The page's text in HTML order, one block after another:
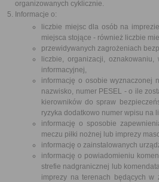
organizowanych cyklicznie.
Informacje o:
liczbie miejsc dla osób na
miejsca stojące - również liczbie
przewidywanych zagrożeniach
liczbie, organizacji,
informacyjnej,
informację o osobie wyznaczonej
nazwisko, numer PESEL - o ile
kierowników do spraw
ryzyka dodatkowo numer wpisu na
informację o sposobie
meczu piłki nożnej lub imprezy
informację o zainstalowanych
informację o powiadomieniu
strefie nadgranicznej lub
imprezy na terenach będących w